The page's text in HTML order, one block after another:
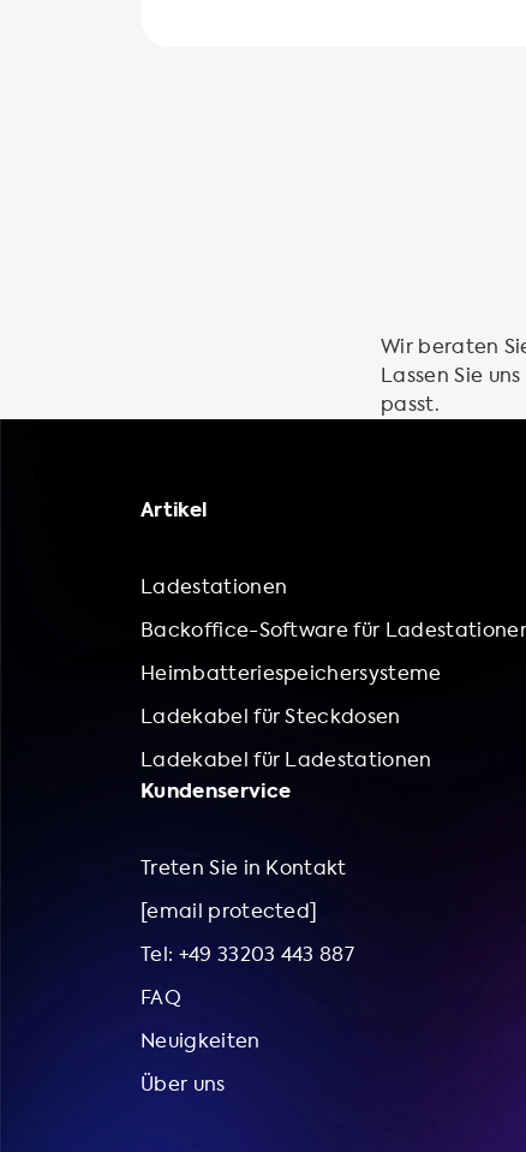
Wir beraten
Lassen Sie
passt.
Artikel
Ladestationen
Backoffice-Software für
Heimbatteriespeichersysteme
Ladekabel für Steckdosen
Ladekabel für Ladestationen
Kundenservice
Treten Sie in Kontakt
[email protected]
Tel: +49 33203 443 887
FAQ
Neuigkeiten
Über uns